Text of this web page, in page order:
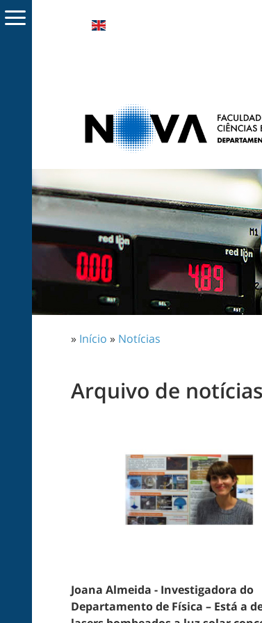
» Início » Notícias
Arquivo de
Joana Almeida - Investigadora do
Departamento de Física – Está a